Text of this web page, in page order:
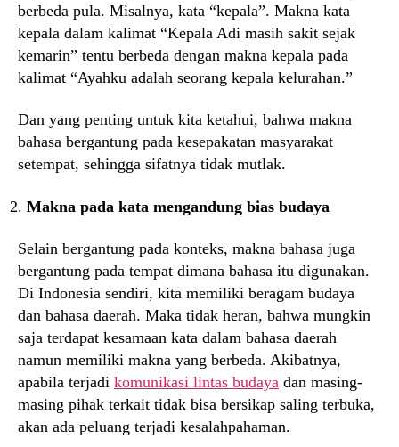
berbeda pula. Misalnya, kata “kepala”. Makna kata
kepala dalam kalimat “Kepala Adi masih sakit sejak
kemarin” tentu berbeda dengan makna kepala pada
kalimat “Ayahku adalah seorang kepala kelurahan.”
Dan yang penting untuk kita ketahui, bahwa makna
bahasa bergantung pada kesepakatan masyarakat
setempat, sehingga sifatnya tidak mutlak.
Makna pada kata mengandung bias budaya
Selain bergantung pada konteks, makna bahasa juga
bergantung pada tempat dimana bahasa itu digunakan.
Di Indonesia sendiri, kita memiliki beragam budaya
dan bahasa daerah. Maka tidak heran, bahwa mungkin
saja terdapat kesamaan kata dalam bahasa daerah
namun memiliki makna yang berbeda. Akibatnya,
apabila terjadi komunikasi lintas budaya dan masing-
masing pihak terkait tidak bisa bersikap saling terbuka,
akan ada peluang terjadi kesalahpahaman.